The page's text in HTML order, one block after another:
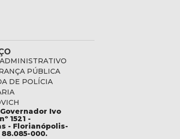
PÚBLICA
DE POLÍCIA
Ivo
1521 -
- Florianópolis-
88.085-000.